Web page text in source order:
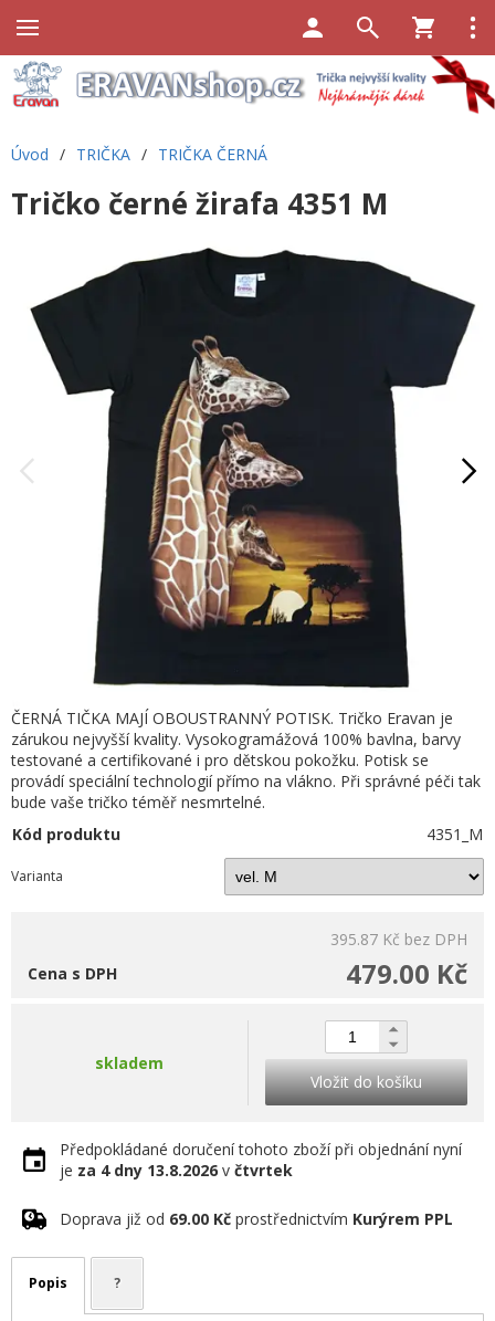
Úvod / TRIČKA / TRIČKA ČERNÁ
Tričko černé žirafa 4351 M
ČERNÁ TIČKA MAJÍ OBOUSTRANNÝ POTISK. Tričko Eravan je
zárukou nejvyšší kvality. Vysokogramážová 100% bavlna, barvy
testované a certifikované i pro dětskou pokožku. Potisk se
provádí speciální technologií přímo na vlákno. Při správné péči tak
bude vaše tričko téměř nesmrtelné.
Kód produktu
4351_M
Varianta
395.87 Kč bez DPH
479.00 Kč
Cena s DPH
skladem
Vložit do košíku
Předpokládané doručení tohoto zboží při objednání nyní
je za 4 dny 13.8.2026 v čtvrtek
Doprava již od 69.00 Kč prostřednictvím Kurýrem PPL
Popis ?